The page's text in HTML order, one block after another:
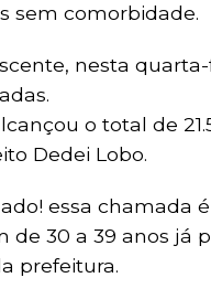
sem comorbidade.
nesta
o total de
Dedei Lobo.
essa chamada
30 a 39 anos já
prefeitura.